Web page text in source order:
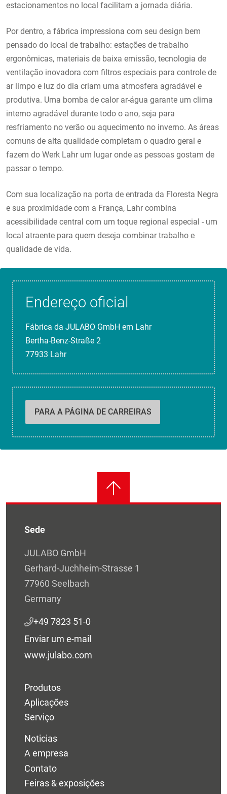
estacionamentos no local facilitam a jornada diária.
Por dentro, a fábrica impressiona com seu design bem
pensado do local de trabalho: estações de trabalho
ergonômicas, materiais de baixa emissão, tecnologia de
ventilação inovadora com filtros especiais para controle de
ar limpo e luz do dia criam uma atmosfera agradável e
produtiva. Uma bomba de calor ar-água garante um clima
interno agradável durante todo o ano, seja para
resfriamento no verão ou aquecimento no inverno. As áreas
comuns de alta qualidade completam o quadro geral e
fazem do Werk Lahr um lugar onde as pessoas gostam de
passar o tempo.
Com sua localização na porta de entrada da Floresta Negra
e sua proximidade com a França, Lahr combina
acessibilidade central com um toque regional especial - um
local atraente para quem deseja combinar trabalho e
qualidade de vida.
Endereço oficial
Fábrica da JULABO GmbH em Lahr
Bertha-Benz-Straße 2
77933 Lahr
PARA A PÁGINA DE CARREIRAS
Sede
JULABO GmbH
Gerhard-Juchheim-Strasse 1
77960 Seelbach
Germany
+49 7823 51-0
Enviar um e-mail
www.julabo.com
Produtos
Aplicações
Serviço
Noticias
A empresa
Contato
Feiras & exposições